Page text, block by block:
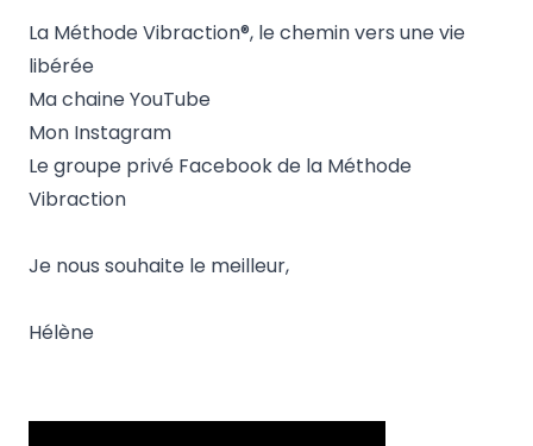
La Méthode Vibraction®, le chemin vers une vie
libérée
Ma chaine YouTube
Mon Instagram
Le groupe privé Facebook de la Méthode
Vibraction
Je nous souhaite le meilleur,
Hélène